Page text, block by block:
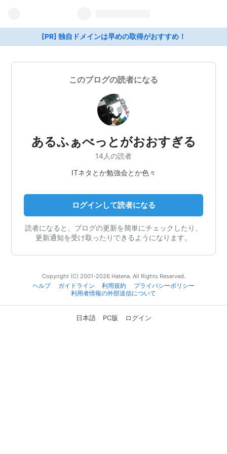
[PR] 独自ドメインは早めの取得がおすすめ！
このブログの読者になる
あるふぁべっとがおおすぎる
14人の読者
ITネタとか勉強会とか色々
ログインして読者になる
読者になると、ブログの更新を簡単にチェックしたり、
更新通知を受け取ったりできるようになります。
Copyright (C) 2001-2026 Hatena. All Rights Reserved.
ヘルプ
ガイドライン 利用規約
プライバシーポリシー
利用者情報の外部送信について
日本語 PC版 ログイン